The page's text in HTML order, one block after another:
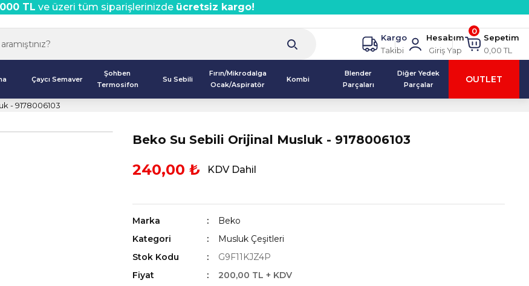
TL ve üzeri tüm siparişlerinizde ücretsiz kargo!
Kargo
Takibi
Hesabım
Giriş Yap
0
Sepetim
0,00 TL
Çaycı Semaver
Şohben
Termosifon
Su Sebili
Fırın/Mikrodalga
Ocak/Aspiratör
Kombi
Blender
Parçaları
Diğer Yedek
Parçalar
OUTLET
- 9178006103
Beko Su Sebili Orijinal Musluk - 9178006103
240,00 ₺ KDV Dahil
Marka
Beko
Kategori
Musluk Çeşitleri
Stok Kodu
G9F11KJZ4P
Fiyat
200,00 TL + KDV